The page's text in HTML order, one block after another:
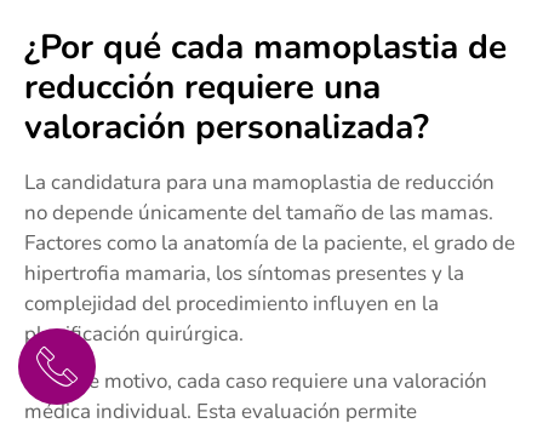
¿Por qué cada mamoplastia de
reducción requiere una
valoración personalizada?
La candidatura para una mamoplastia de reducción
no depende únicamente del tamaño de las mamas.
Factores como la anatomía de la paciente, el grado de
hipertrofia mamaria, los síntomas presentes y la
complejidad del procedimiento influyen en la
planificación quirúrgica.
Por este motivo, cada caso requiere una valoración
médica individual. Esta evaluación permite